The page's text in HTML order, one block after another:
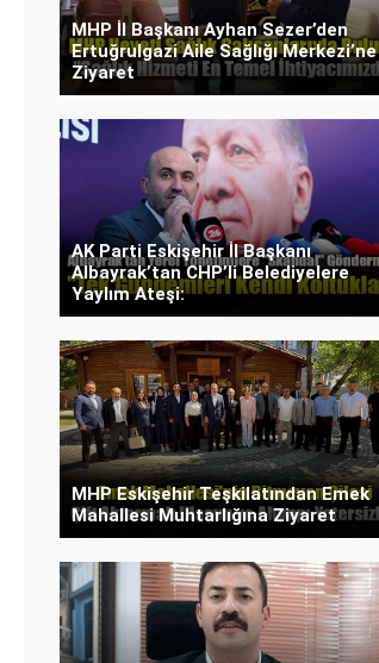
MHP İl Başkanı Ayhan Sezer’den
Ertuğrulgazi Aile Sağlığı Merkezi’ne
Ziyaret
AK Parti Eskişehir İl Başkanı
Albayrak’tan CHP’li Belediyelere
Yaylım Ateşi:
MHP Eskişehir Teşkilatından Emek
Mahallesi Muhtarlığına Ziyaret